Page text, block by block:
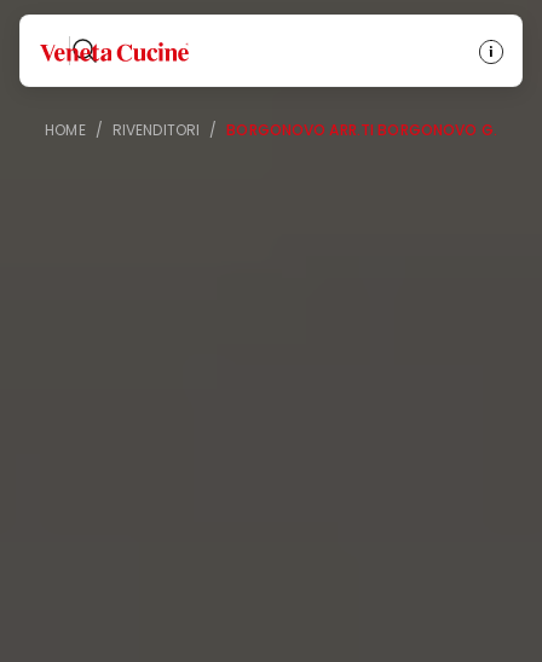
Veneta Cucine
HOME / RIVENDITORI / BORGONOVO ARR.TI BORGONOVO G.